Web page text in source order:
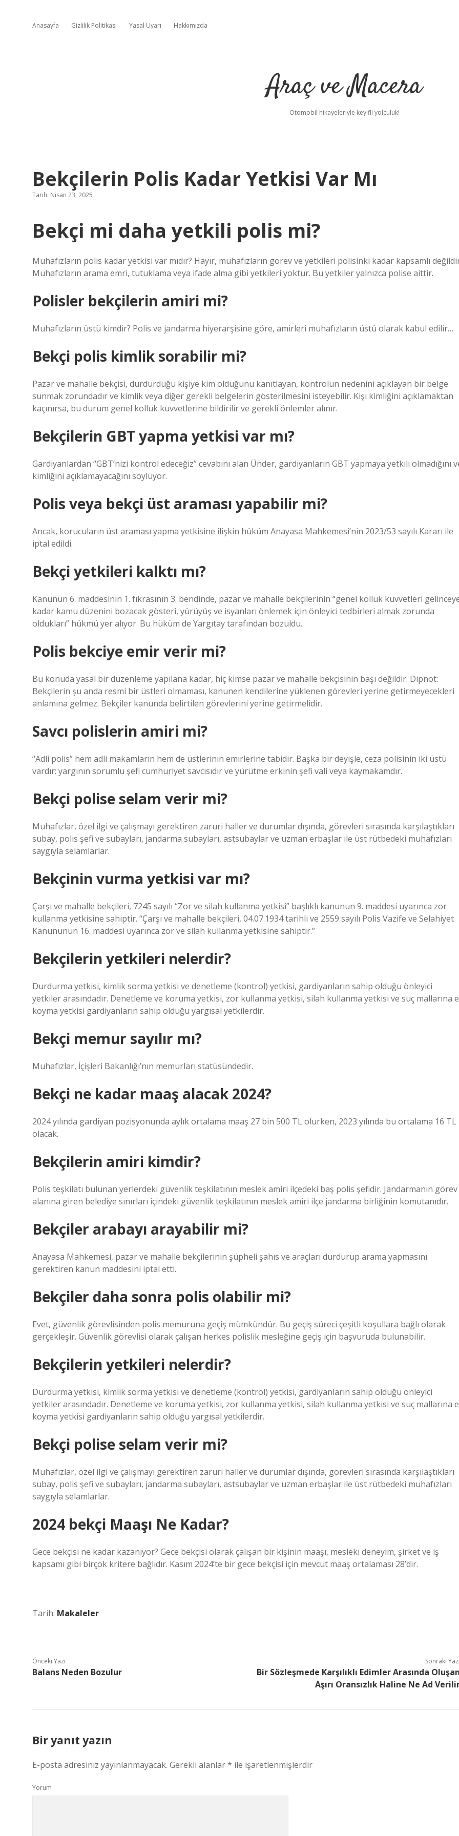
Anasayfa Gizlilik Politikası Yasal Uyarı Hakkımızda
Araç ve Macera
Otomobil hikayeleriyle keyifli yolculuk!
Bekçilerin Polis Kadar Yetkisi Var Mı
Tarih: Nisan 23, 2025
Bekçi mi daha yetkili polis mi?
Muhafızların polis kadar yetkisi var mıdır? Hayır, muhafızların görev ve yetkileri polisinki kadar kapsamlı
Muhafızların arama emri, tutuklama veya ifade alma gibi yetkileri yoktur. Bu yetkiler yalnızca polise aittir.
Polisler bekçilerin amiri mi?
Muhafızların üstü kimdir? Polis ve jandarma hiyerarşisine göre, amirleri muhafızların üstü olarak kabul edilir…
Bekçi polis kimlik sorabilir mi?
Pazar ve mahalle bekçisi, durdurduğu kişiye kim olduğunu kanıtlayan, kontrolün nedenini açıklayan bir belge
sunmak zorundadır ve kimlik veya diğer gerekli belgelerin gösterilmesini isteyebilir. Kişi kimliğini açıklamaktan
kaçınırsa, bu durum genel kolluk kuvvetlerine bildirilir ve gerekli önlemler alınır.
Bekçilerin GBT yapma yetkisi var mı?
Gardiyanlardan “GBT’nizi kontrol edeceğiz” cevabını alan Ünder, gardiyanların GBT yapmaya yetkili olmadığını
kimliğini açıklamayacağını söylüyor.
Polis veya bekçi üst araması yapabilir mi?
Ancak, korucuların üst araması yapma yetkisine ilişkin hüküm Anayasa Mahkemesi’nin 2023/53 sayılı Kararı ile
iptal edildi.
Bekçi yetkileri kalktı mı?
Kanunun 6. maddesinin 1. fıkrasının 3. bendinde, pazar ve mahalle bekçilerinin “genel kolluk kuvvetleri
kadar kamu düzenini bozacak gösteri, yürüyüş ve isyanları önlemek için önleyici tedbirleri almak zorunda
oldukları” hükmü yer alıyor. Bu hüküm de Yargıtay tarafından bozuldu.
Polis bekciye emir verir mi?
Bu konuda yasal bir düzenleme yapılana kadar, hiç kimse pazar ve mahalle bekçisinin başı değildir. Dipnot:
Bekçilerin şu anda resmi bir üstleri olmaması, kanunen kendilerine yüklenen görevleri yerine getirmeyecekleri
anlamına gelmez. Bekçiler kanunda belirtilen görevlerini yerine getirmelidir.
Savcı polislerin amiri mi?
“Adli polis” hem adli makamların hem de üstlerinin emirlerine tabidir. Başka bir deyişle, ceza polisinin iki üstü
vardır: yargının sorumlu şefi cumhuriyet savcısıdır ve yürütme erkinin şefi vali veya kaymakamdır.
Bekçi polise selam verir mi?
Muhafızlar, özel ilgi ve çalışmayı gerektiren zaruri haller ve durumlar dışında, görevleri sırasında karşılaştıkları
subay, polis şefi ve subayları, jandarma subayları, astsubaylar ve uzman erbaşlar ile üst rütbedeki muhafızları
saygıyla selamlarlar.
Bekçinin vurma yetkisi var mı?
Çarşı ve mahalle bekçileri, 7245 sayılı “Zor ve silah kullanma yetkisi” başlıklı kanunun 9. maddesi uyarınca zor
kullanma yetkisine sahiptir. “Çarşı ve mahalle bekçileri, 04.07.1934 tarihli ve 2559 sayılı Polis Vazife ve Selahiyet
Kanununun 16. maddesi uyarınca zor ve silah kullanma yetkisine sahiptir.”
Bekçilerin yetkileri nelerdir?
Durdurma yetkisi, kimlik sorma yetkisi ve denetleme (kontrol) yetkisi, gardiyanların sahip olduğu önleyici
yetkiler arasındadır. Denetleme ve koruma yetkisi, zor kullanma yetkisi, silah kullanma yetkisi ve suç mallarına
koyma yetkisi gardiyanların sahip olduğu yargısal yetkilerdir.
Bekçi memur sayılır mı?
Muhafızlar, İçişleri Bakanlığı’nın memurları statüsündedir.
Bekçi ne kadar maaş alacak 2024?
2024 yılında gardiyan pozisyonunda aylık ortalama maaş 27 bin 500 TL olurken, 2023 yılında bu ortalama 16 TL
olacak.
Bekçilerin amiri kimdir?
Polis teşkilatı bulunan yerlerdeki güvenlik teşkilatının meslek amiri ilçedeki baş polis şefidir. Jandarmanın görev
alanına giren belediye sınırları içindeki güvenlik teşkilatının meslek amiri ilçe jandarma birliğinin komutanıdır.
Bekçiler arabayı arayabilir mi?
Anayasa Mahkemesi, pazar ve mahalle bekçilerinin şüpheli şahıs ve araçları durdurup arama yapmasını
gerektiren kanun maddesini iptal etti.
Bekçiler daha sonra polis olabilir mi?
Evet, güvenlik görevlisinden polis memuruna geçiş mümkündür. Bu geçiş süreci çeşitli koşullara bağlı olarak
gerçekleşir. Güvenlik görevlisi olarak çalışan herkes polislik mesleğine geçiş için başvuruda bulunabilir.
Bekçilerin yetkileri nelerdir?
Durdurma yetkisi, kimlik sorma yetkisi ve denetleme (kontrol) yetkisi, gardiyanların sahip olduğu önleyici
yetkiler arasındadır. Denetleme ve koruma yetkisi, zor kullanma yetkisi, silah kullanma yetkisi ve suç mallarına
koyma yetkisi gardiyanların sahip olduğu yargısal yetkilerdir.
Bekçi polise selam verir mi?
Muhafızlar, özel ilgi ve çalışmayı gerektiren zaruri haller ve durumlar dışında, görevleri sırasında karşılaştıkları
subay, polis şefi ve subayları, jandarma subayları, astsubaylar ve uzman erbaşlar ile üst rütbedeki muhafızları
saygıyla selamlarlar.
2024 bekçi Maaşı Ne Kadar?
Gece bekçisi ne kadar kazanıyor? Gece bekçisi olarak çalışan bir kişinin maaşı, mesleki deneyim, şirket ve iş
kapsamı gibi birçok kritere bağlıdır. Kasım 2024’te bir gece bekçisi için mevcut maaş ortalaması 28’dir.
Tarih: Makaleler
Önceki Yazı
Balans Neden Bozulur
Sonraki
Bir Sözleşmede Karşılıklı Edimler Arasında
Aşırı Oransızlık Haline Ne Ad
Bir yanıt yazın
E-posta adresiniz yayınlanmayacak. Gerekli alanlar* ile işaretlenmişlerdir
Yorum